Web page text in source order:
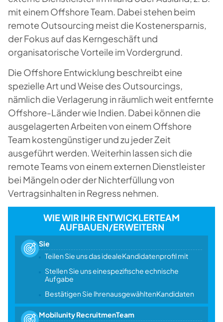
mit einem Offshore Team. Dabei stehen beim
remote Outsourcing meist die Kostenersparnis,
der Fokus auf das Kerngeschäft und
organisatorische Vorteile im Vordergrund.
Die Offshore Entwicklung beschreibt eine
spezielle Art und Weise des Outsourcings,
nämlich die Verlagerung in räumlich weit entfernte
Offshore-Länder wie Indien. Dabei können die
ausgelagerten Arbeiten von einem Offshore
Team kostengünstiger und zu jeder Zeit
ausgeführt werden. Weiterhin lassen sich die
remote Teams von einem externen Dienstleister
bei Mängeln oder der Nichterfüllung von
Vertragsinhalten in Regress nehmen.
WIE WIR IHR ENTWICKLERTEAM
AUFBAUEN/ERWEITERN
Sie
Teilen Sie uns das idealeKandidatenprofil mit
Stellen Sie uns einespezifische echnische
Aufgabe
Bestätigen Sie lhrenausgewähltenKandidaten
Mobilunity RecruitmenTeam